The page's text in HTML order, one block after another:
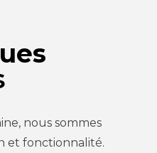
nous sommes
et fonctionnalité.